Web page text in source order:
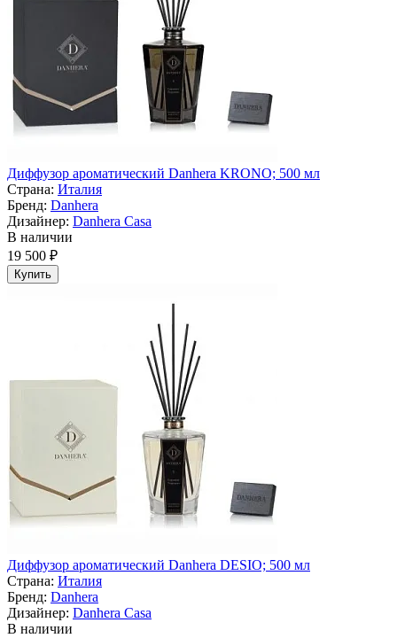
Диффузор ароматический Danhera KRONO; 500 мл
Страна: Италия
Бренд: Danhera
Дизайнер: Danhera Casa
В наличии
19 500 ₽
Купить
Диффузор ароматический Danhera DESIO; 500 мл
Страна: Италия
Бренд: Danhera
Дизайнер: Danhera Casa
В наличии